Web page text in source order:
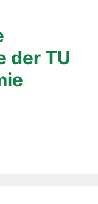
der TU